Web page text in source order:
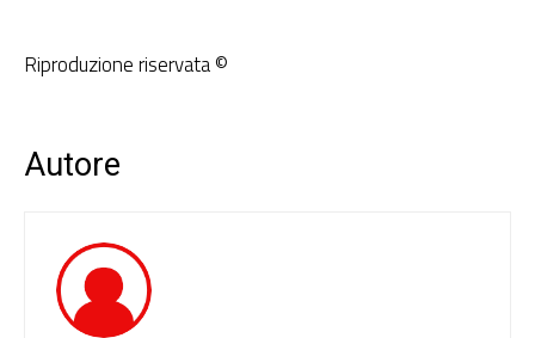
Riproduzione riservata ©
Autore